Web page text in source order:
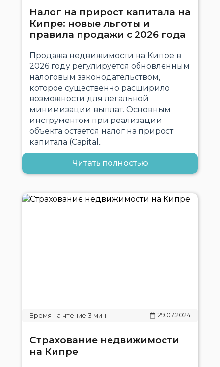
Налог на прирост капитала на
Кипре: новые льготы и
правила продажи с 2026 года
Продажа недвижимости на Кипре в
2026 году регулируется обновленным
налоговым законодательством,
которое существенно расширило
возможности для легальной
минимизации выплат. Основным
инструментом при реализации
объекта остается налог на прирост
капитала (Capital..
Читать полностью
29.07.2024
Страхование недвижимости
на Кипре